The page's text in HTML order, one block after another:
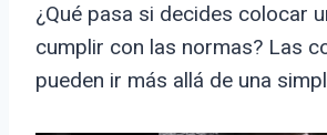
¿Qué pasa si decides colocar
cumplir con las normas? Las
pueden ir más allá de una